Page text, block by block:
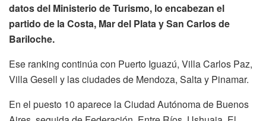
datos del Ministerio de Turismo, lo encabezan el
partido de la Costa, Mar del Plata y San Carlos de
Bariloche.
Ese ranking continúa con Puerto Iguazú, Villa Carlos Paz,
Villa Gesell y las ciudades de Mendoza, Salta y Pinamar.
En el puesto 10 aparece la Ciudad Autónoma de Buenos